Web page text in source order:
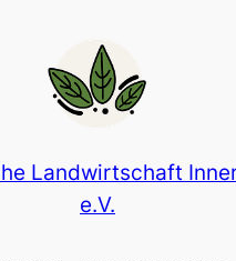
Landwirtschaft
e.V.